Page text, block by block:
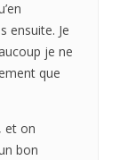
ensuite. Je
je ne
que
et on
bon